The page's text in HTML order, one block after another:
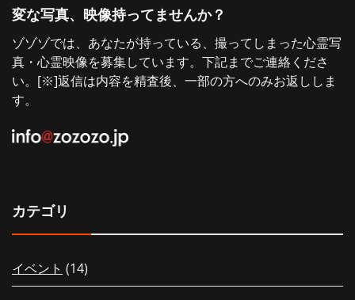
変な写真、映像持ってませんか？
ゾゾゾでは、あなたが持っている、撮ってしまった心霊写
真・心霊映像を募集しています。下記までご連絡くださ
い。[※]返信は内容を精査後、一部の方へのみお返ししま
す。
カテゴリ
イベント (14)